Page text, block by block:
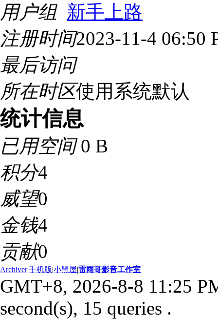
用户组 新手上路
注册时间2023-11-4 06:50
最后访问
所在时区使用系统默认
统计信息
已用空间0 B
积分4
威望0
金钱4
贡献0
Archiver|手机版|小黑屋|雷雨哥影音工作室
GMT+8, 2026-8-8 11:25
second(s), 15 queries .